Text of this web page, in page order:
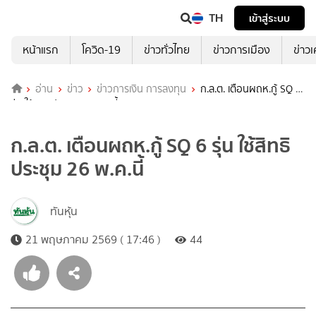
TH
เข้าสู่ระบบ
หน้าแรก
โควิด-19 ข่าวทั่วไทย ข่าวการเมือง ข่าว
อ่าน ข่าว ข่าวการเงิน การลงทุน
ก.ล.ต. เตือนผถห.กู้ SQ 6
รุ่น ใช้สิทธิประชุม 26 พ.ค.นี้
ก.ล.ต. เตือนผถห.กู้ SQ 6 รุ่น ใช้สิทธิ
ประชุม 26 พ.ค.นี้
ทันหุ้น
21 พฤษภาคม 2569 ( 17:46 )
44